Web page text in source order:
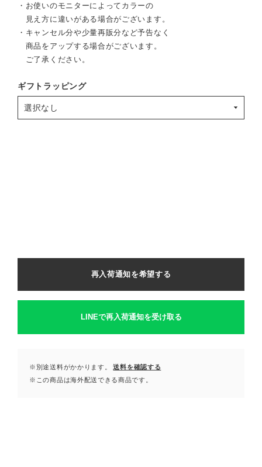
・お使いのモニターによってカラーの
見え方に違いがある場合がございます。
・キャンセル分や少量再販分など予告なく
商品をアップする場合がございます。
ご了承ください。
ギフトラッピング
再入荷通知を希望する
LINEで再入荷通知を受け取る
※別途送料がかかります。
送料を確認する
※この商品は海外配送できる商品です。